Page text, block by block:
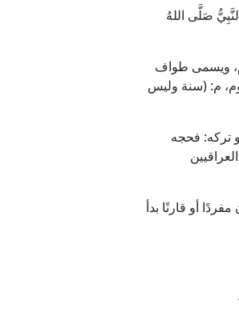
صَلَّى اللهُ
(طواف القدوم، ويسمى طواف
م: (سنة وليس
فلو تركه: فحجه
العربي): [إن كان مفردًا أو قارنًا بدأ